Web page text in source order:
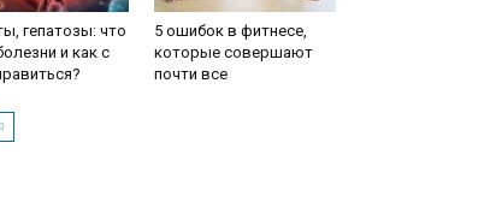
гепатозы: что
и как с
5 ошибок в фитнесе,
которые совершают
почти все